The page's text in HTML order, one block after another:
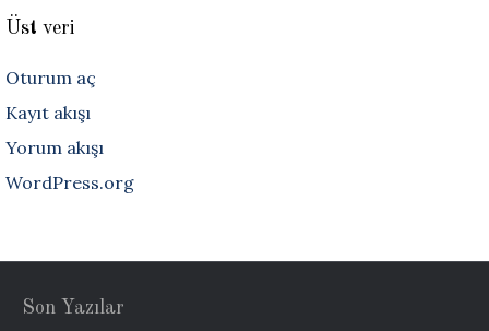
Üst veri
Oturum aç
Kayıt akışı
Yorum akışı
WordPress.org
Son Yazılar